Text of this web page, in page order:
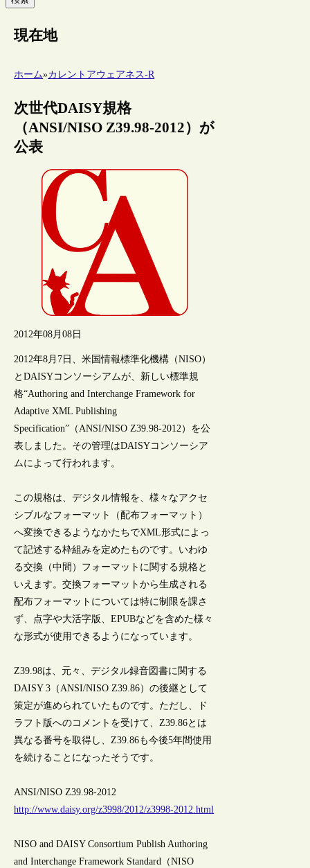
現在地
ホーム»カレントアウェアネス-R
次世代DAISY規格
（ANSI/NISO Z39.98-2012）が
公表
2012年08月08日
2012年8月7日、米国情報標準化機構（NISO）
とDAISYコンソーシアムが、新しい標準規
格“Authoring and Interchange Framework for
Adaptive XML Publishing
Specification”（ANSI/NISO Z39.98-2012）を公
表しました。その管理はDAISYコンソーシア
ムによって行われます。
この規格は、デジタル情報を、様々なアクセ
シブルなフォーマット（配布フォーマット）
へ変換できるようなかたちでXML形式によっ
て記述する枠組みを定めたものです。いわゆ
る交換（中間）フォーマットに関する規格と
いえます。交換フォーマットから生成される
配布フォーマットについては特に制限を課さ
ず、点字や大活字版、EPUBなどを含めた様々
な形式が使用できるようになっています。
Z39.98は、元々、デジタル録音図書に関する
DAISY 3（ANSI/NISO Z39.86）の後継として
策定が進められていたものです。ただし、ド
ラフト版へのコメントを受けて、Z39.86とは
異なる番号を取得し、Z39.86も今後5年間使用
を続けることになったそうです。
ANSI/NISO Z39.98-2012
http://www.daisy.org/z3998/2012/z3998-2012.html
NISO and DAISY Consortium Publish Authoring
and Interchange Framework Standard（NISO